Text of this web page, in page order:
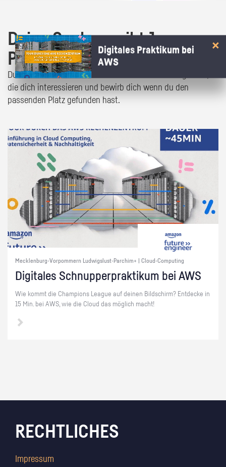
Deine Suche ergibt 1
Praktikumsangebot!
Du bist fast da! Klick dich durch die Praktikumsangebote,
die dich interessieren und bewirb dich wenn du den
passenden Platz gefunden hast.
Mecklenburg-Vorpommern Ludwigslust-Parchim+ | Cloud-Computing
Di­gi­ta­les Schnup­per­prak­ti­kum bei AWS
Wie kommt die Cham­pi­ons Le­ague auf dei­nen Bild­schirm? Ent­de­cke in
15 Min. bei AWS, wie die Cloud das mög­lich macht!
Digitales Praktikum bei
AWS
RECHTLICHES
Impressum